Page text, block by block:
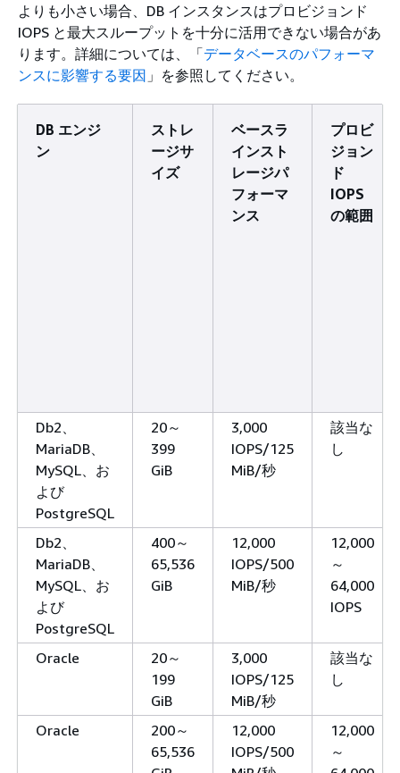
よりも小さい場合、DB インスタンスはプロビジョンド
IOPS と最大スループットを十分に活用できない場合があ
ります。詳細については、「データベースのパフォーマ
ンスに影響する要因 」を参照してください。
DB エンジ
ン
ストレ
ージサ
イズ
ベースラ
インスト
レージパ
フォーマ
ンス
プロビ
ジョン
ド
IOPS
の範囲
Db2、
MariaDB、
MySQL、お
よび
PostgreSQL
20～
399
GiB
3,000
IOPS/125
MiB/秒
該当な
し
Db2、
MariaDB、
MySQL、お
よび
PostgreSQL
400～
65,536
GiB
12,000
IOPS/500
MiB/秒
12,000
～
64,000
IOPS
Oracle
20～
199
GiB
3,000
IOPS/125
MiB/秒
該当な
し
Oracle
200～
65,536
12,000
IOPS/500
12,000
～